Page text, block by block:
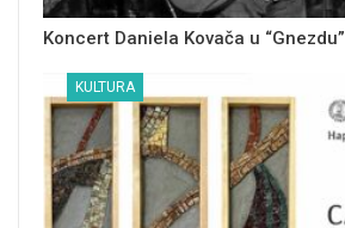
Koncert Daniela Kovača u “Gnezdu”
KULTURA